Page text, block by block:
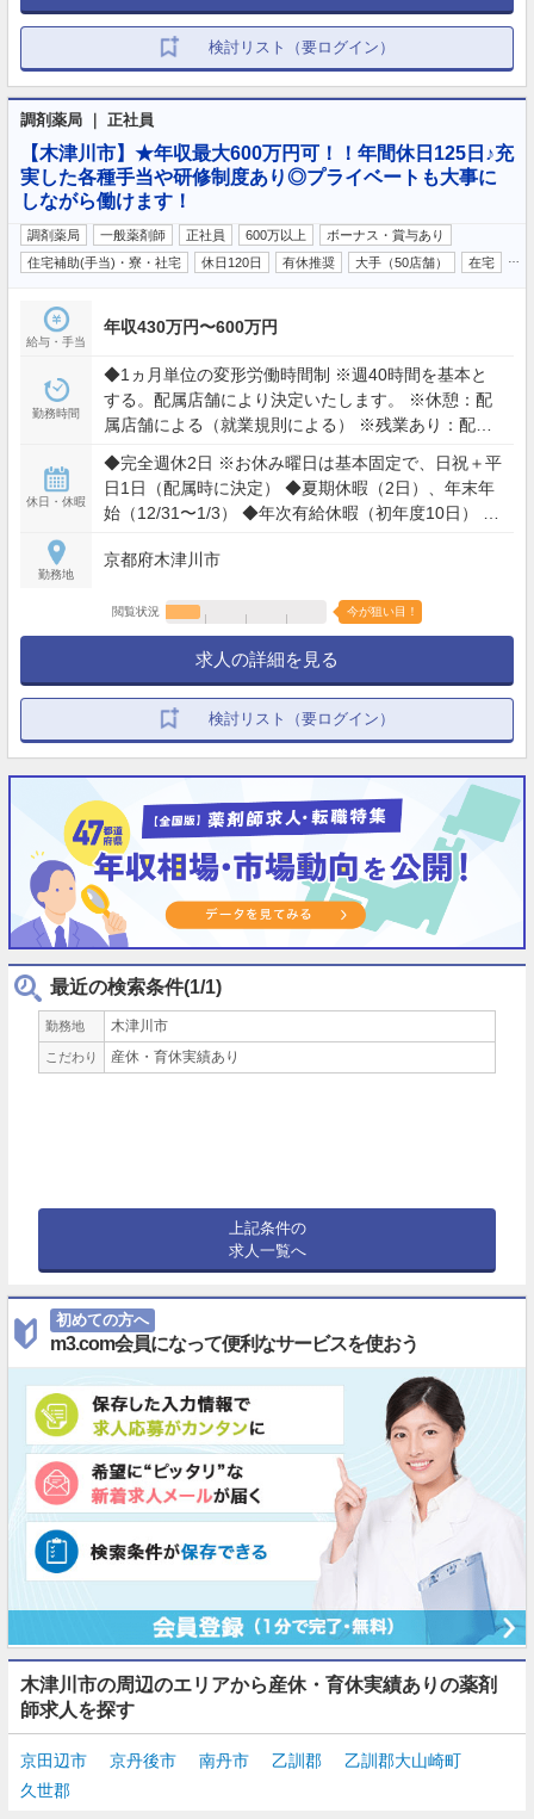
検討リスト（要ログイン）
調剤薬局 ｜ 正社員
【木津川市】★年収最大600万円可！！年間休日125日♪充
実した各種手当や研修制度あり◎プライベートも大事に
しながら働けます！
調剤薬局 一般薬剤師 正社員 600万以上
ボーナス・賞与あり
住宅補助(手当)・寮・社宅
休日120日 有休推奨 大手（50店舗） 在宅
給与・手当
年収430万円〜600万円
勤務時間
◆1ヵ月単位の変形労働時間制 ※週40時間を基本と
する。配属店舗により決定いたします。 ※休憩：配
属店舗による（就業規則による） ※残業あり：配属
休日・休暇
◆完全週休2日 ※お休み曜日は基本固定で、日祝＋平
日1日（配属時に決定） ◆夏期休暇（2日）、年末年
始（12/31〜1/3） ◆年次有給休暇（初年度10日） ◆
勤務地
京都府木津川市
閲覧状況 今が狙い目！
求人の詳細を見る
検討リスト（要ログイン）
最近の検索条件(1/1)
勤務地 木津川市
こだわり 産休・育休実績あり
上記条件の
求人一覧へ
初めての方へ
m3.com会員になって便利なサービスを使おう
木津川市の周辺のエリアから産休・育休実績ありの薬剤
師求人を探す
京田辺市 京丹後市 南丹市 乙訓郡
乙訓郡大山崎町
久世郡